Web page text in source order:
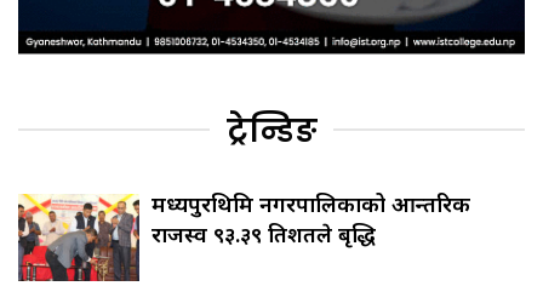
ट्रेन्डिङ
मध्यपुरथिमि नगरपालिकाको आन्तरिक
राजस्व ९३.३९ प्रतिशतले बृद्धि